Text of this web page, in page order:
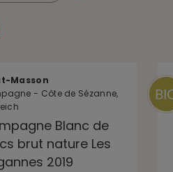
Masson
- Côte de Sézanne,
Blanc de
brut nature Les
2019